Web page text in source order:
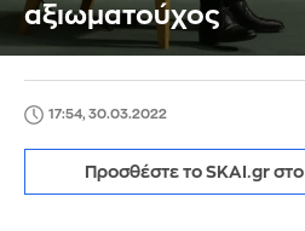
αξιωματούχος
17:54, 30.03.2022
Προσθέστε το SKAI.gr στο